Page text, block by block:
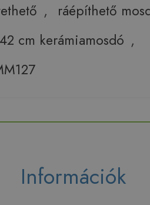
,
ráépíthető
cm kerámiamosdó ,
Információk